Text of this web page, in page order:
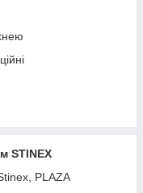
STINEX
PLAZA